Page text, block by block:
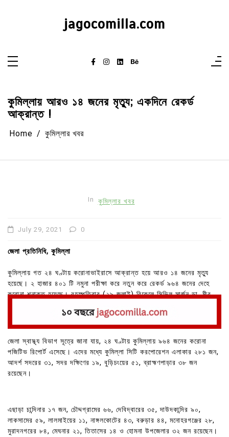
jagocomilla.com
কুমিল্লায় আরও ১৪ জনের মৃত্যু; একদিনে রেকর্ড
আক্রান্ত !
Home কুমিল্লার খবর
In কুমিল্লার খবর
July 29, 2021 0
জেলা প্রতিনিধি, কুমিল্লা
কুমিল্লায় গত ২৪ ঘণ্টায় করোনাভাইরাসে আক্রান্ত হয়ে আরও ১৪ জনের মৃত্যু
হয়েছে। ২ হাজার ৪০১ টি নমুনা পরীক্ষা করে নতুন করে রেকর্ড ৯৬৪ জনের দেহে
করোনা শনাক্ত হয়েছে। বৃহস্পতিবার (২৯ জুলাই) বিকেলে সিভিল সার্জন ডা. মীর
জেলা স্বাস্থ্য বিভাগ সূত্রে জানা যায়, ২৪ ঘণ্টায় কুমিল্লায় ৯৬৪ জনের করোনা
পজিটিভ রিপোর্ট এসেছে। এদের মধ্যে কুমিল্লা সিটি করপোরেশন এলাকার ২৮১ জন,
আদর্শ সদরের ৩১, সদর দক্ষিণের ১৯, বুড়িচংয়ের ৫১, ব্রাহ্মণপাড়ার ৩৮ জন
রয়েছেন।
এছাড়া চান্দিনার ১৭ জন, চৌদ্দগ্রামের ৬৬, দেবিদ্বারের ৩৫, দাউদকান্দির ৯০,
লাকসামের ৫৯, লালমাইয়ের ১১, নাঙ্গলকোটের ৪৩, বরুড়ার ৪৪, মনোহরগঞ্জের ২৮,
মুরাদনগরের ৮৪, মেঘনার ২১, তিতাসের ১৪ ও হোমনা উপজেলার ৩২ জন রয়েছেন।